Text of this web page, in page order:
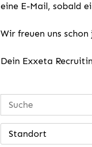
eine E-Mail, sobald
Wir freuen uns
Dein Exxeta
Standort